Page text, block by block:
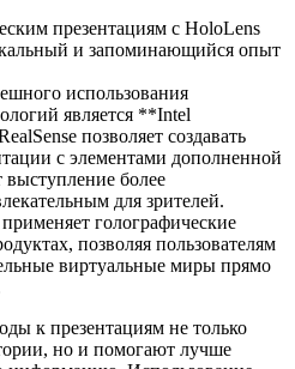
презентациям с HoloLens
и запоминающийся опыт
использования
является **Intel
позволяет создавать
с элементами дополненной
выступление более
для зрителей.
голографические
позволяя пользователям
виртуальные миры прямо
к презентациям не только
но и помогают лучше